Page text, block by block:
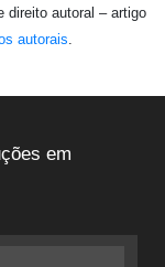
direito autoral – artigo
autorais.
em